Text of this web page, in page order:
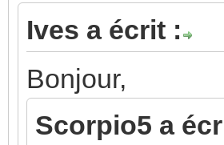
Ives a écrit :
Bonjour,
Scorpio5 a